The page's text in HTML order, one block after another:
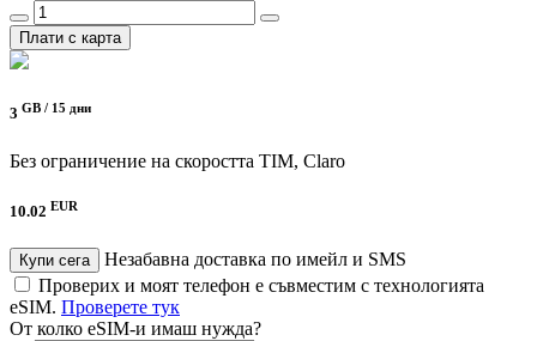
Плати с карта
3 GB / 15 дни
Без ограничение на скоростта TIM, Claro
10.02 EUR
Купи сега
Незабавна доставка по имейл и SMS
Проверих и моят телефон е съвместим с технологията
eSIM. Проверете тук
От колко eSIM-и имаш нужда?